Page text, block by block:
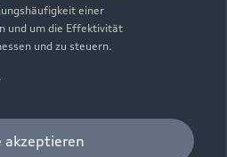
einer
und um die Effektivität
und zu steuern.
akzeptieren